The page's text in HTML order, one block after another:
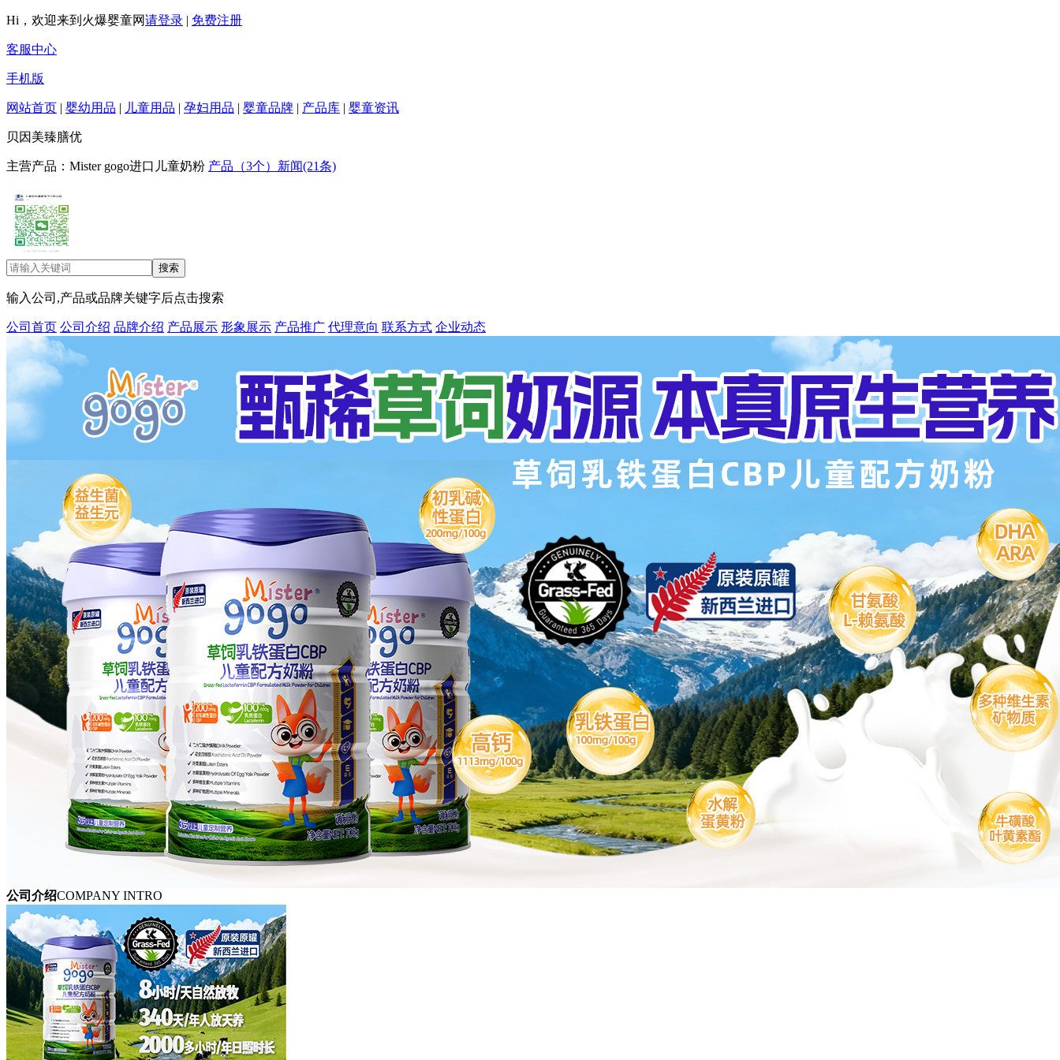
Hi，欢迎来到火爆婴童网请登录 | 免费注册
客服中心
手机版
网站首页 | 婴幼用品 | 儿童用品 | 孕妇用品 | 婴童品牌 | 产品库 | 婴童资讯
贝因美臻膳优
主营产品：Mister gogo进口儿童奶粉 产品（3个） 新闻(21条)
输入公司,产品或品牌关键字后点击搜索
公司首页 公司介绍 品牌介绍 产品展示 形象展示 产品推广 代理意向 联系方式 企业动态
公司介绍COMPANY INTRO